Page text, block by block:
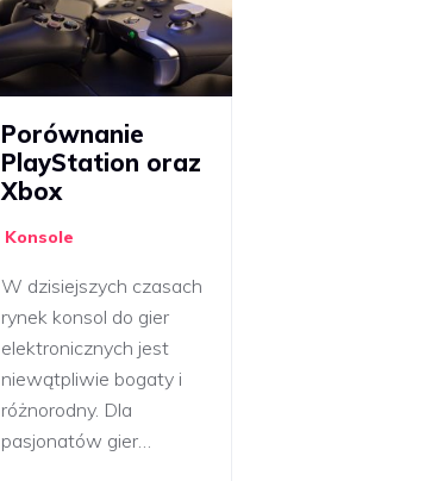
Porównanie
PlayStation oraz
Xbox
Konsole
W dzisiejszych czasach
rynek konsol do gier
elektronicznych jest
niewątpliwie bogaty i
różnorodny. Dla
pasjonatów gier…